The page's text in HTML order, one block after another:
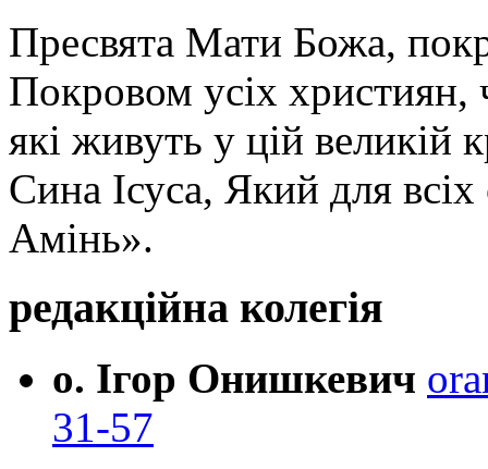
Пресвята Мати Божа,
Покровом усіх християн,
які живуть у цій великій
Сина Ісуса, Який для
Амінь».
редакційна колегія
о. Ігор Онишкевич
31-57